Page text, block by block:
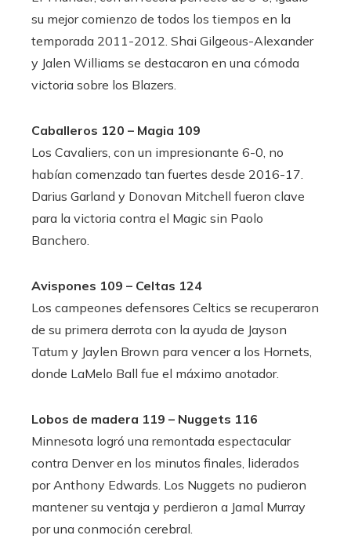
su mejor comienzo de todos los tiempos en la
temporada 2011-2012. Shai Gilgeous-Alexander
y Jalen Williams se destacaron en una cómoda
victoria sobre los Blazers.
Caballeros 120 – Magia 109
Los Cavaliers, con un impresionante 6-0, no
habían comenzado tan fuertes desde 2016-17.
Darius Garland y Donovan Mitchell fueron clave
para la victoria contra el Magic sin Paolo
Banchero.
Avispones 109 – Celtas 124
Los campeones defensores Celtics se recuperaron
de su primera derrota con la ayuda de Jayson
Tatum y Jaylen Brown para vencer a los Hornets,
donde LaMelo Ball fue el máximo anotador.
Lobos de madera 119 – Nuggets 116
Minnesota logró una remontada espectacular
contra Denver en los minutos finales, liderados
por Anthony Edwards. Los Nuggets no pudieron
mantener su ventaja y perdieron a Jamal Murray
por una conmoción cerebral.